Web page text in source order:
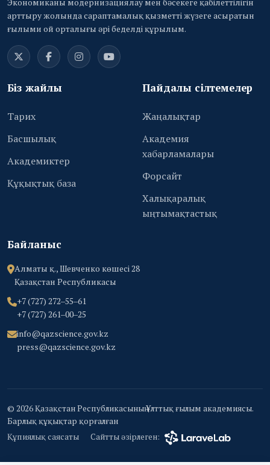
арттыру жолында сараптамалық қызметті жүзеге асыратын
ғылыми ой орталығы әрі беделді құрылым.
Біз жайлы
Тарих
Басшылық
Академиктер
Құқықтық база
Пайдалы сілтемелер
Жаңалықтар
Академия
хабарламалары
Форсайт
Халықаралық
ыңтымақтастық
Байланыс
Алматы қ., Шевченко көшесі 28
Қазақстан Республикасы
+7 (727) 272‒55‒61
+7 (727) 261‒00‒25
info@qazscience.gov.kz
press@qazscience.gov.kz
© 2026 Қазақстан Республикасының Ұлттық ғылым академиясы.
Барлық құқықтар қорғалған
Құпиялық саясаты
Сайтты әзірлеген: